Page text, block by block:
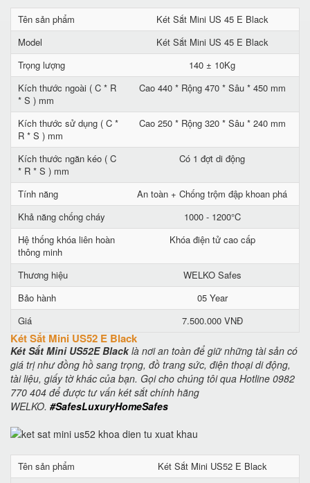
Tên sản phẩm
Két Sắt Mini US 45 E Black
Model
Két Sắt Mini US 45 E Black
Trọng lượng
140 ± 10Kg
Kích thước ngoài ( C * R
* S ) mm
Cao 440 * Rộng 470 * Sâu * 450 mm
Kích thước sử dụng ( C *
R * S ) mm
Cao 250 * Rộng 320 * Sâu * 240 mm
Kích thước ngăn kéo ( C
* R * S ) mm
Có 1 đợt di động
Tính năng
An toàn + Chống trộm đập khoan phá
Khả năng chống cháy
1000 - 1200°C
Hệ thống khóa liên hoàn
thông minh
Khóa điện tử cao cấp
Thương hiệu
WELKO Safes
Bảo hành
05 Year
Giá
7.500.000 VNĐ
Két Sắt Mini US52 E Black
Két Sắt Mini US52E Blacklà nơi an toàn để giữ những tài sản có
giá trị như đồng hồ sang trọng, đồ trang sức, điện thoại di động,
tài liệu, giấy tờ khác của bạn. Gọi cho chúng tôi qua Hotline 0982
770 404 để được tư vấn két sắt chính hãng
WELKO. #SafesLuxuryHomeSafes
Tên sản phẩm
Két Sắt Mini US52 E Black